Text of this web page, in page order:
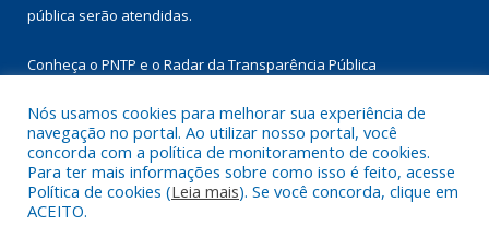
pública serão atendidas.
Conheça o PNTP e o Radar da Transparência Pública
Todos os direitos reservados a Câmara Municipal de Aurora do
Pará.
Nós usamos cookies para melhorar sua experiência de
navegação no portal. Ao utilizar nosso portal, você
concorda com a política de monitoramento de cookies.
Para ter mais informações sobre como isso é feito, acesse
Política de cookies (Leia mais). Se você concorda, clique em
ACEITO.